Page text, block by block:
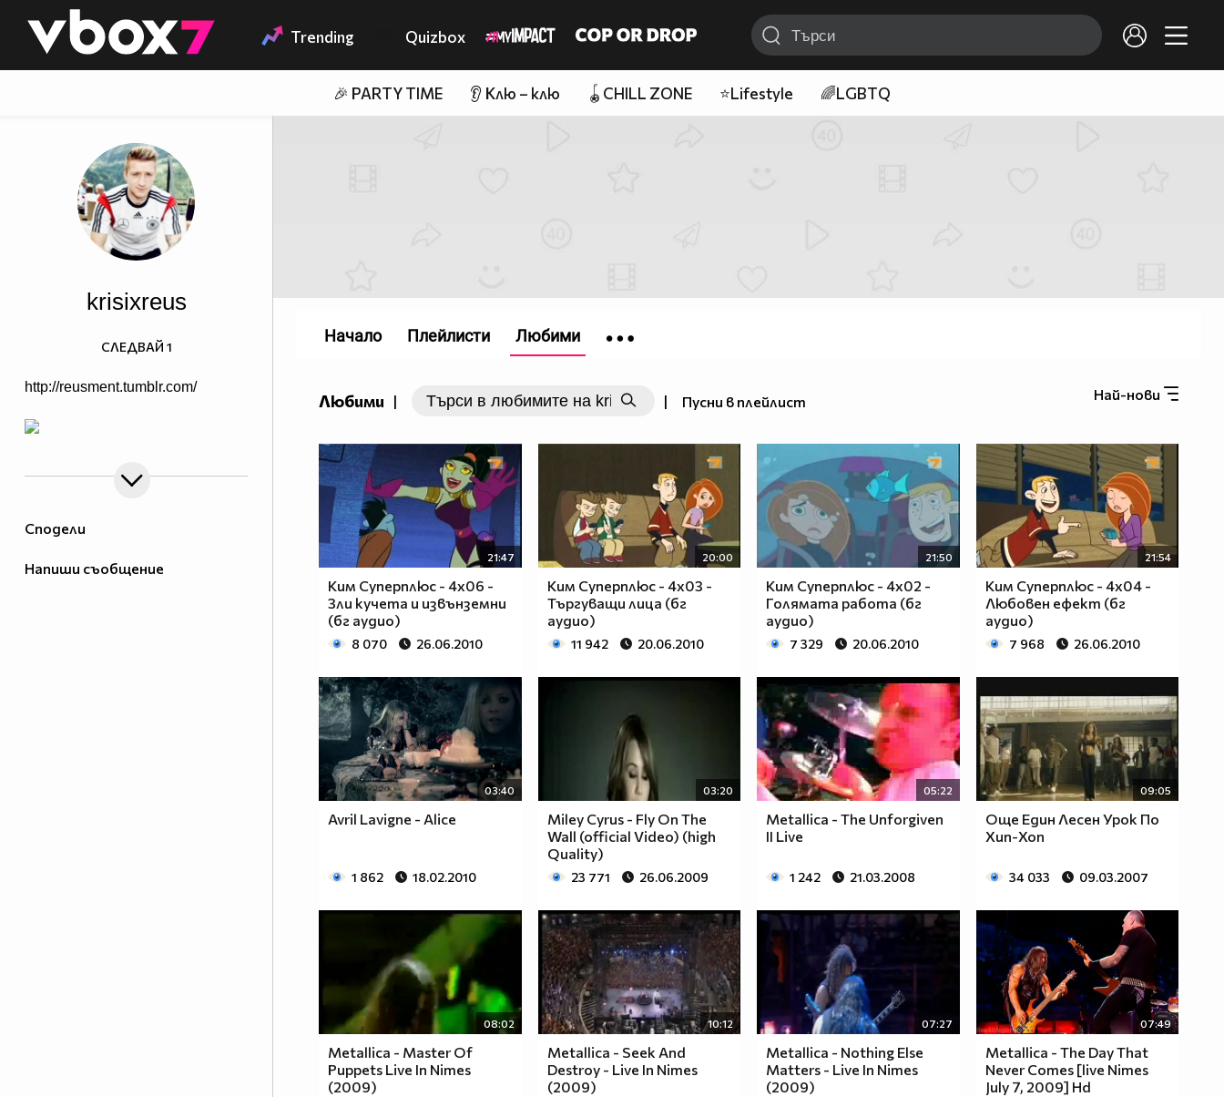
👾 Trending Quizbox
🎉 PARTY TIME 👂 Клю – клю 🪀CHILL ZONE ⭐Lifestyle 🌈LGBTQ
Сподели
Напиши съобщение
krisixreus
http://reusment.tumblr.com/
СЛЕДВАЙ 1
Любими | | Пусни в плейлист Най-нови
21:47
Ким Суперплюс - 4x06 -
Зли кучета и извънземни
(бг аудио)
8 070 26.06.2010
20:00
Ким Суперплюс - 4x03 -
Търгуващи лица (бг
аудио)
11 942 20.06.2010
21:50
Ким Суперплюс - 4x02 -
Голямата работа (бг
аудио)
7 329 20.06.2010
21:54
Ким Суперплюс - 4x04 -
Любовен ефект (бг
аудио)
7 968 26.06.2010
03:40
Avril Lavigne - Alice
1 862 18.02.2010
03:20
Miley Cyrus - Fly On The
Wall (official Video) (high
Quality)
23 771 26.06.2009
05:22
Metallica - The Unforgiven
II Live
1 242 21.03.2008
09:05
Още Един Лесен Урок По
Хип-Хоп
34 033 09.03.2007
08:02
Metallica - Master Of
Puppets Live In Nimes
(2009)
10:12
Metallica - Seek And
Destroy - Live In Nimes
(2009)
07:27
Metallica - Nothing Else
Matters - Live In Nimes
(2009)
07:49
Metallica - The Day That
Never Comes [live Nimes
July 7, 2009] Hd
Начало Плейлисти Любими